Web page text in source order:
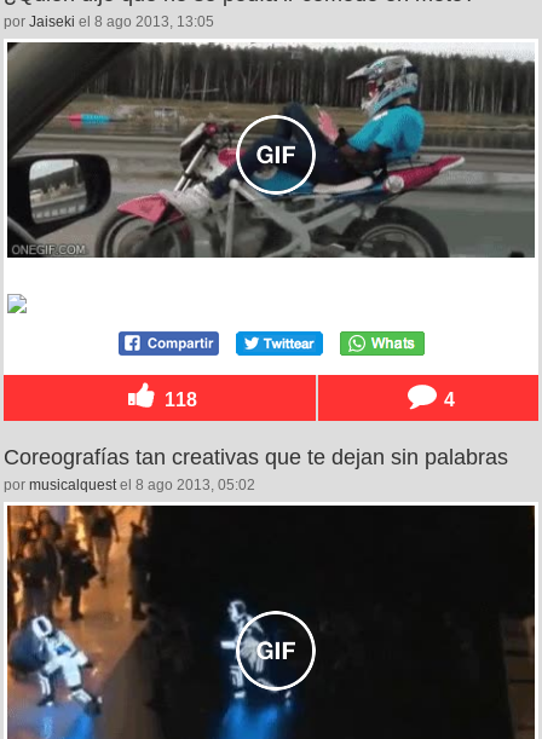
por Jaiseki el 8 ago 2013, 13:05
118 4
Coreografías tan creativas que te dejan sin palabras
por musicalquestel 8 ago 2013, 05:02